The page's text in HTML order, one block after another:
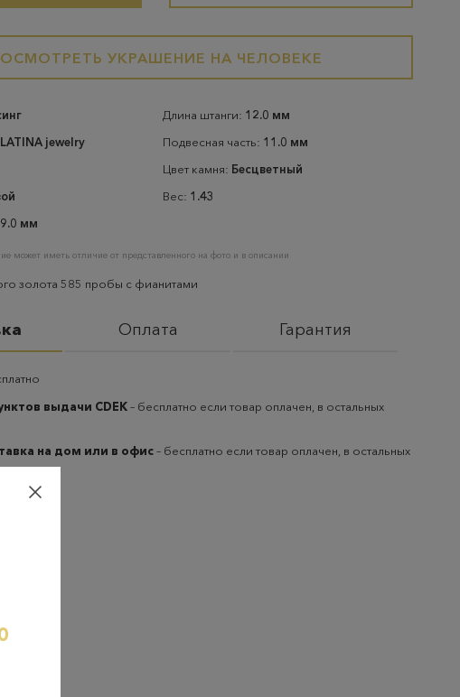
УКРАШЕНИЕ НА ЧЕЛОВЕКЕ
jewelry
мм
Длина штанги: 12.0 мм
Подвесная часть: 11.0 мм
Цвет камня: Бесцветный
Вес: 1.43
может иметь отличие от представленного на фото и в описании
золота 585 пробы с фианитами
Оплата Гарантия
выдачи CDEK– бесплатно если товар оплачен, в остальных
на дом или в офис– бесплатно если товар оплачен, в остальных